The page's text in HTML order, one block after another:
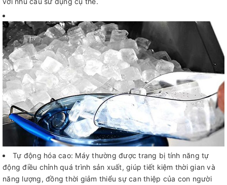
Tự động hóa cao: Máy thường được trang bị tính năng tự
động điều chỉnh quá trình sản xuất, giúp tiết kiệm thời gian và
năng lượng, đồng thời giảm thiểu sự can thiệp của con người